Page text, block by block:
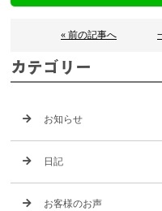
« 前の記事へ
カテゴリー
お知らせ
日記
お客様のお声